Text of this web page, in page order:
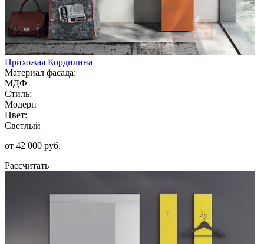
Прихожая Кордилина
Материал фасада:
МДФ
Стиль:
Модерн
Цвет:
Светлый
от 42 000 руб.
Рассчитать